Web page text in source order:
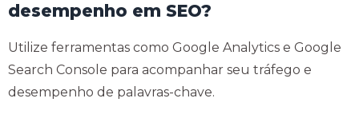
desempenho em SEO?
Utilize ferramentas como Google Analytics e Google
Search Console para acompanhar seu tráfego e
desempenho de palavras-chave.